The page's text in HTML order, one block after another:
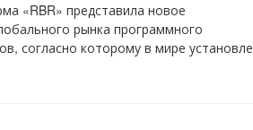
«RBR» представила новое
рынка программного
согласно которому в мире